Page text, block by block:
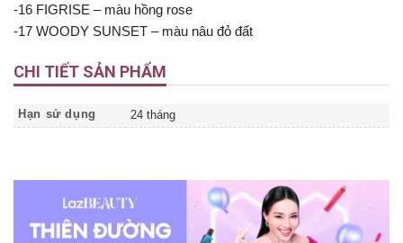
-16 FIGRISE – màu hồng rose
-17 WOODY SUNSET – màu nâu đỏ đất
CHI TIẾT SẢN PHẨM
Hạn sử dụng 24 tháng